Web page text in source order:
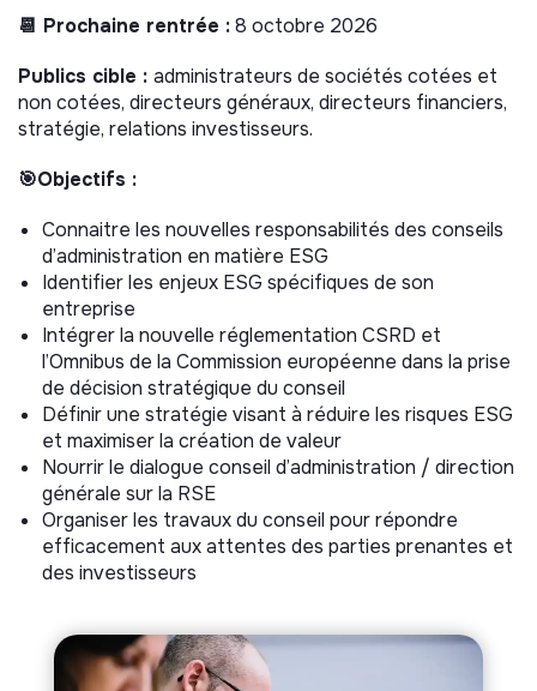
📆 Prochaine rentrée :8 octobre 2026
Publics cible : administrateurs de sociétés cotées et
non cotées, directeurs généraux, directeurs financiers,
stratégie, relations investisseurs.
🎯Objectifs :
Connaitre les nouvelles responsabilités des conseils
d’administration en matière ESG
Identifier les enjeux ESG spécifiques de son
entreprise
Intégrer la nouvelle réglementation CSRD et
l’Omnibus de la Commission européenne dans la prise
de décision stratégique du conseil
Définir une stratégie visant à réduire les risques ESG
et maximiser la création de valeur
Nourrir le dialogue conseil d’administration / direction
générale sur la RSE
Organiser les travaux du conseil pour répondre
efficacement aux attentes des parties prenantes et
des investisseurs